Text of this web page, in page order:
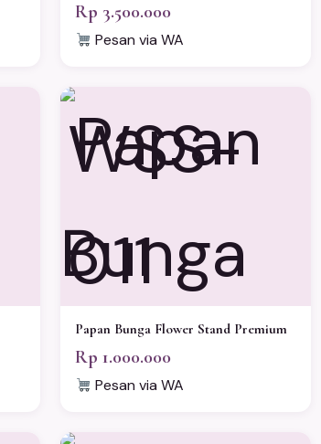
Rp 3.500.000
Pesan via WA
WSS-
011
Papan Bunga Flower Stand Premium
Rp 1.000.000
Pesan via WA